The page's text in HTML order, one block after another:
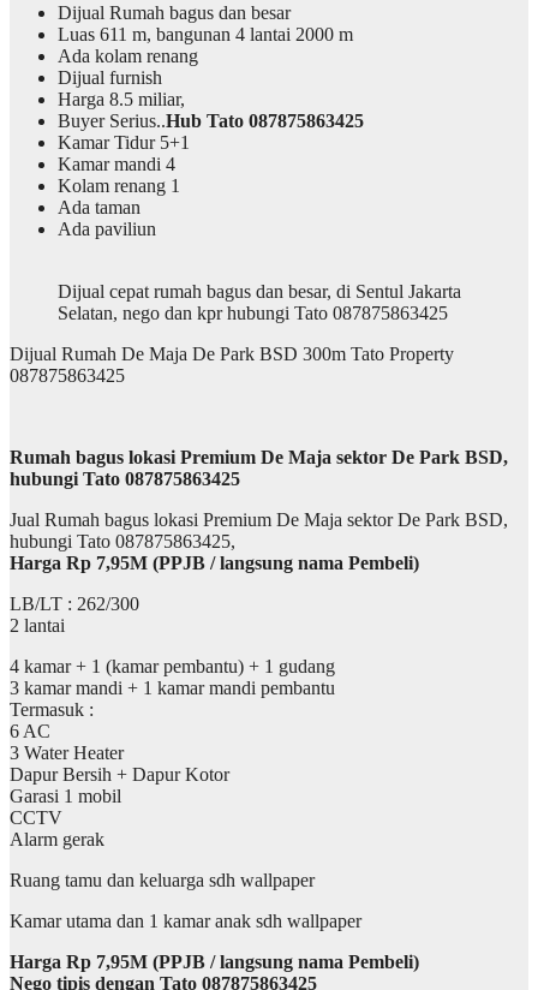
Dijual Rumah bagus dan besar
Luas 611 m, bangunan 4 lantai 2000 m
Ada kolam renang
Dijual furnish
Harga 8.5 miliar,
Buyer Serius..Hub Tato 087875863425
Kamar Tidur 5+1
Kamar mandi 4
Kolam renang 1
Ada taman
Ada paviliun
Dijual cepat rumah bagus dan besar, di Sentul Jakarta
Selatan, nego dan kpr hubungi Tato 087875863425
Dijual Rumah De Maja De Park BSD 300m Tato Property
087875863425
Rumah bagus lokasi Premium De Maja sektor De Park BSD,
hubungi Tato 087875863425
Jual Rumah bagus lokasi Premium De Maja sektor De Park BSD,
hubungi Tato 087875863425,
Harga Rp 7,95M (PPJB / langsung nama Pembeli)
LB/LT : 262/300
2 lantai
4 kamar + 1 (kamar pembantu) + 1 gudang
3 kamar mandi + 1 kamar mandi pembantu
Termasuk :
6 AC
3 Water Heater
Dapur Bersih + Dapur Kotor
Garasi 1 mobil
CCTV
Alarm gerak
Ruang tamu dan keluarga sdh wallpaper
Kamar utama dan 1 kamar anak sdh wallpaper
Harga Rp 7,95M (PPJB / langsung nama Pembeli)
Nego tipis dengan Tato 087875863425